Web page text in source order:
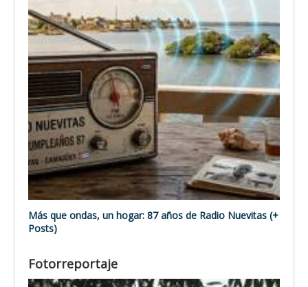
Más que ondas, un hogar: 87 años de Radio Nuevitas (+
Posts)
Fotorreportaje